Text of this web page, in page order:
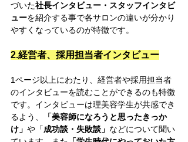
づいた社長インタビュー・スタッフインタビ
ューを紹介する事で各サロンの違いが分かり
やすくなっているのが特徴です。​
2.経営者、採用担当者インタビュー
​1ページ以上にわたり、経営者や採用担当者
のインタビューを読むことができるのも特徴
です。インタビューは理美容学生が共感でき
るよう、
「美容師になろうと思ったきっか
け」 や「成功談・失敗談」 などについて聞い